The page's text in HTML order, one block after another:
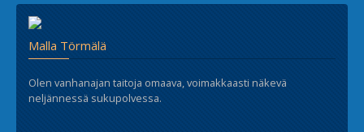
Malla Törmälä
Olen vanhanajan taitoja omaava, voimakkaasti näkevä
neljännessä sukupolvessa.